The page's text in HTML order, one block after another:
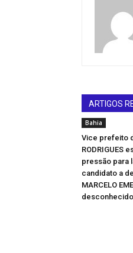
ARTIGOS
Bahia
Vice prefeito
RODRIGUES
pressão para
candidato a
MARCELO